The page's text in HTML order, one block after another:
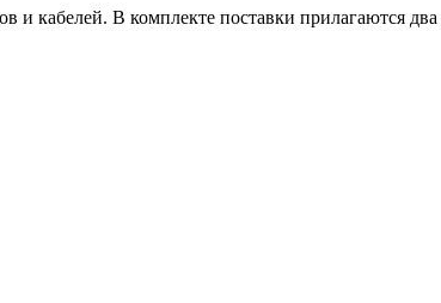
кабелей. В комплекте поставки прилагаются